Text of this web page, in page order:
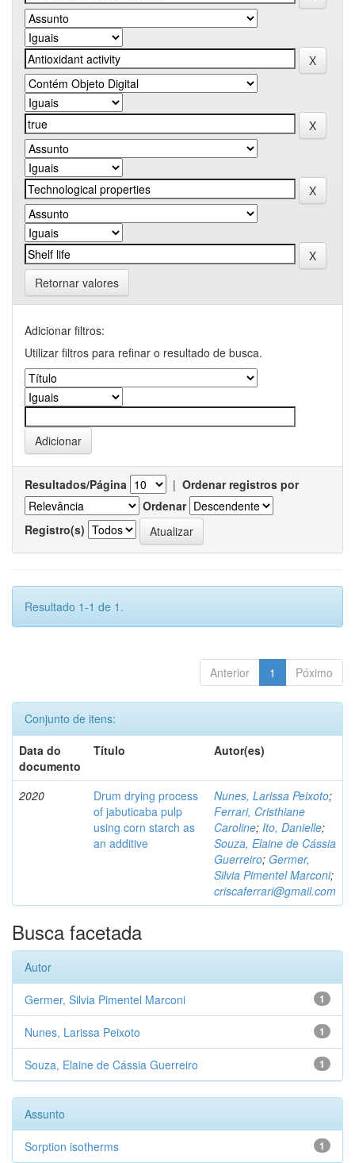
Retornar valores
Adicionar filtros:
Utilizar filtros para refinar o resultado de busca.
Resultados/Página | Ordenar registros por
Ordenar
Registro(s)
Resultado 1-1 de 1.
Anterior 1 Póximo
Conjunto de itens:
Data do
documento
Título Autor(es)
2020
Drum drying process
of jabuticaba pulp
using corn starch as
an additive
Nunes, Larissa Peixoto;
Ferrari, Cristhiane
Caroline; Ito, Danielle;
Souza, Elaine de Cássia
Guerreiro; Germer,
Silvia Pimentel Marconi;
criscaferrari@gmail.com
Busca facetada
Autor
1
Germer, Silvia Pimentel Marconi
1
Nunes, Larissa Peixoto
1
Souza, Elaine de Cássia Guerreiro
Assunto
1
Sorption isotherms